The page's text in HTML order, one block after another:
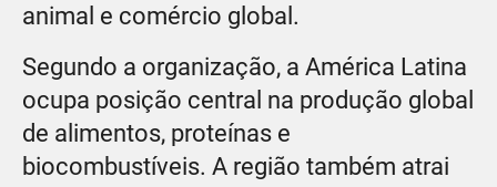
animal e comércio global.
Segundo a organização, a América Latina
ocupa posição central na produção global
de alimentos, proteínas e
biocombustíveis. A região também atrai